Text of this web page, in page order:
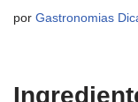
por Gastronomias